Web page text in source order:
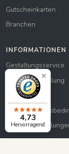
Gutscheinkarten
Branchen
INFORMATIONEN
Gestaltungsservice
Versand & Zahlung
Datenschutz
Allg.
Cookie-
Impressum
4,73
Hervorragend